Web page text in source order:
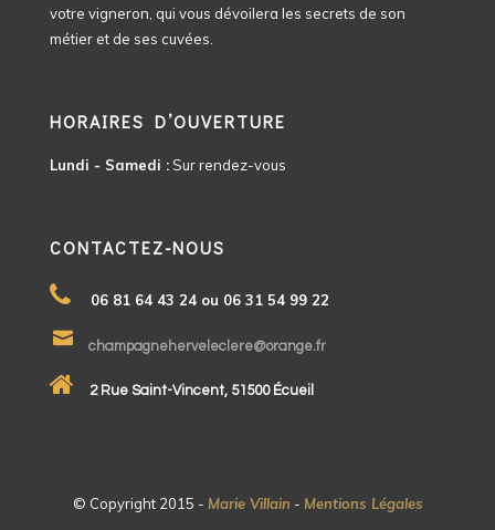
votre vigneron, qui vous dévoilera les secrets de son
métier et de ses cuvées.
HORAIRES D’OUVERTURE
Lundi - Samedi :Sur rendez-vous
CONTACTEZ-NOUS
06 81 64 43 24 ou 06 31 54 99 22
champagneherveleclere@orange.fr
2 Rue Saint-Vincent, 51500 Écueil
© Copyright 2015 - Marie Villain - Mentions Légales